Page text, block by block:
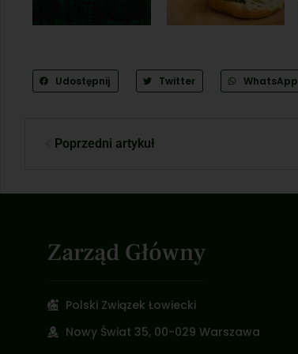
Udostępnij Twitter WhatsApp
Poprzedni artykuł
Zarząd Główny
Polski Związek Łowiecki
Nowy Świat 35, 00-029 Warszawa